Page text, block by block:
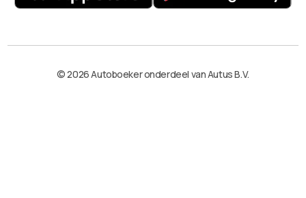
© 2026 Autoboeker onderdeel van Autus B.V.